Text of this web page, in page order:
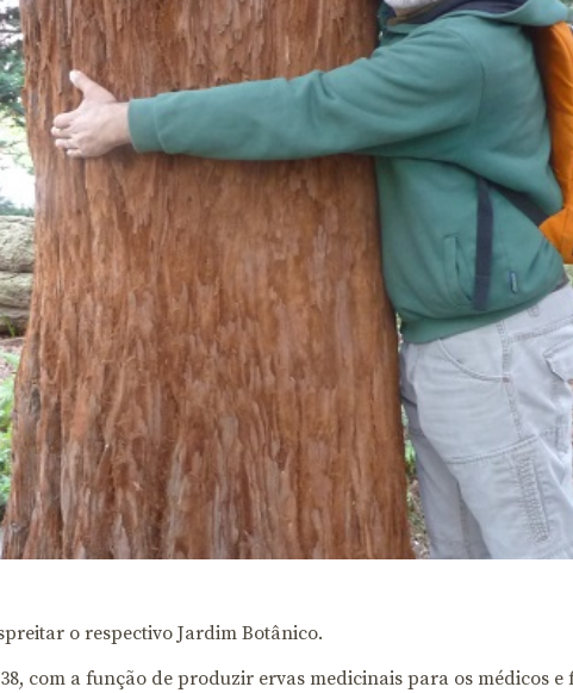
o respectivo Jardim Botânico.
com a função de produzir ervas medicinais para os médicos